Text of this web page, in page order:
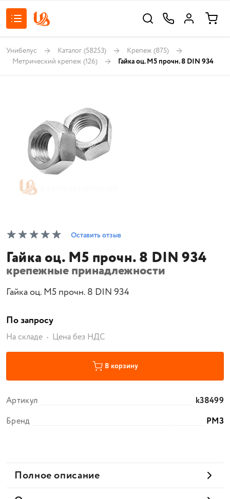
Унибелус Каталог (58253) Крепеж (875)
Метрический крепеж (126) Гайка оц. М5 прочн. 8 DIN 934
Оставить отзыв
Гайка оц. М5 прочн. 8 DIN 934
крепежные принадлежности
Гайка оц. М5 прочн. 8 DIN 934
По запросу
На складе Цена без НДС
В корзину
Артикул
k38499
Бренд
РМЗ
Полное описание